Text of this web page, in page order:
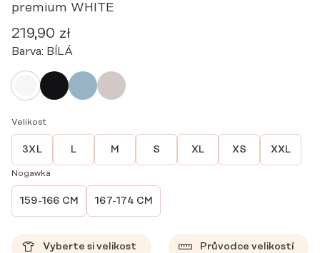
premium WHITE
219,90 zł
Barva: BÍLÁ
Velikost
3XL L M S XL XS XXL
Nogawka
159-166 CM 167-174 CM
Vyberte si velikost Průvodce velikostí